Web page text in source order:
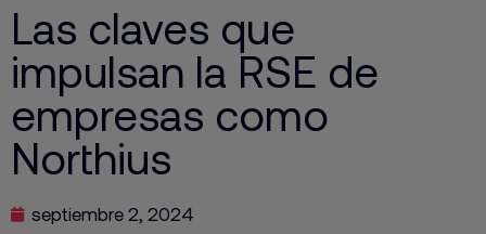
Las claves que
impulsan la RSE de
empresas como
Northius
septiembre 2, 2024